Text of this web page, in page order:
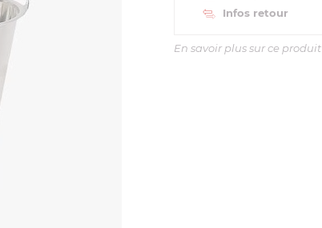
Infos retour
En savoir plus sur ce produit